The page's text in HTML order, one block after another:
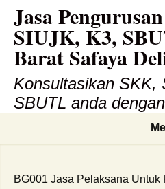
content
Jasa
SIUJK, K3,
Barat Safaya
Konsultasikan SKK,
SBUTL anda
BG001 Jasa Pelaksana Untuk